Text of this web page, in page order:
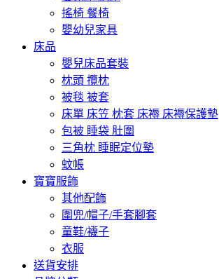
搖椅 餐椅
嬰幼兒家具
床品
嬰兒床品套裝
枕頭 攬枕
被毯 被套
床單 床笠 枕套 床褥 床褥保護墊
包被 睡袋 肚圍
三角枕 睡眠定位墊
蚊帳
寶寶服飾
其他配飾
圍兜/帽子/手套腳套
童鞋/襪子
衣服
送貨安排